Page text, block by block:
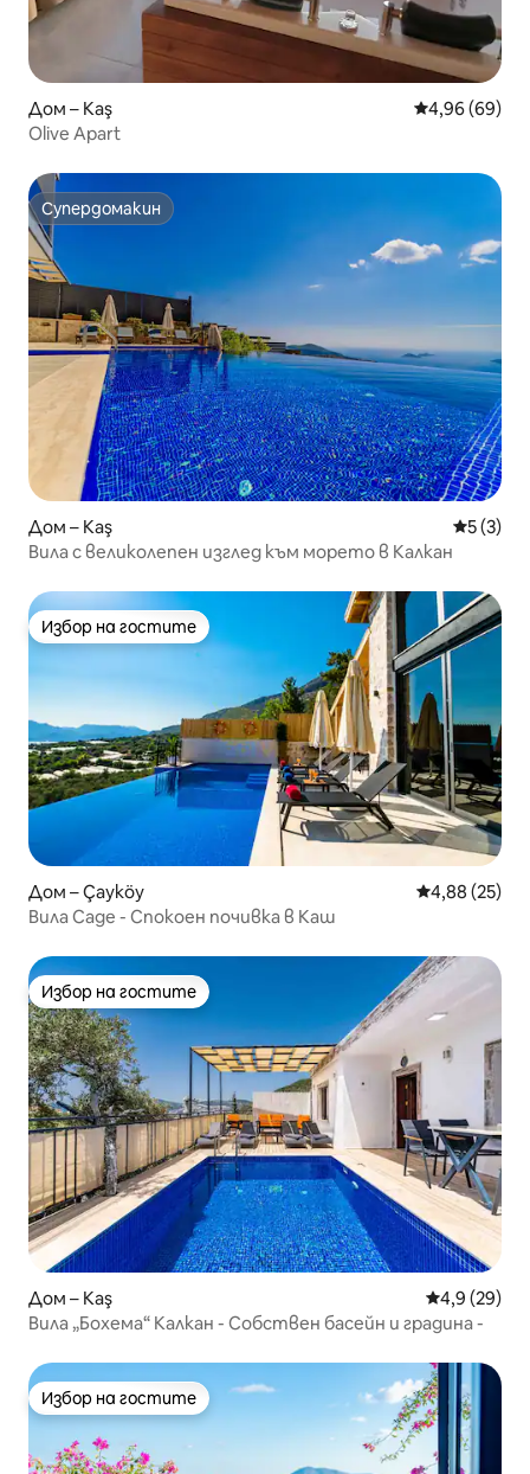
Дом – Kaş Средна
4,96 (69)
Olive Apart
Супердомакин
Супердомакин
Дом – Kaş Средна
5 (3)
Вила с великолепен изглед към морето в Калкан
Избор на гостите
Избор на гостите
Дом – Çayköy Средна
4,88 (25)
Вила Саде - Спокоен почивка в Каш
Избор на гостите
Избор на гостите
Дом – Kaş Средна
4,9 (29)
Вила „Бохема“ Калкан - Собствен басейн и градина -
Избор на гостите
Избор на гостите